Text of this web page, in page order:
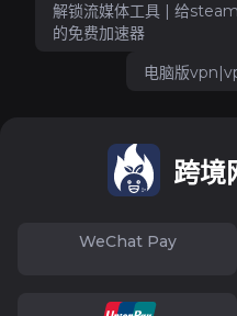
解锁流媒体工具 | 给
的免费加速器
电脑版
跨境
WeChat Pay